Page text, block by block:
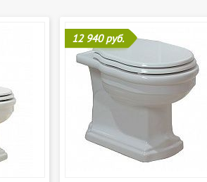
12 940 руб.